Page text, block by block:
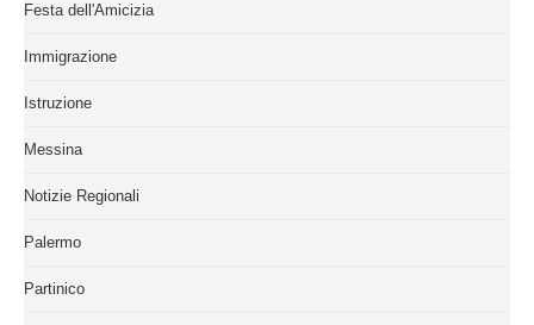
Festa dell'Amicizia
Immigrazione
Istruzione
Messina
Notizie Regionali
Palermo
Partinico